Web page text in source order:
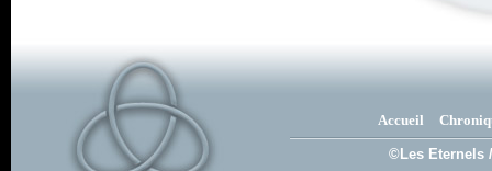
Accueil
©Les Eternels